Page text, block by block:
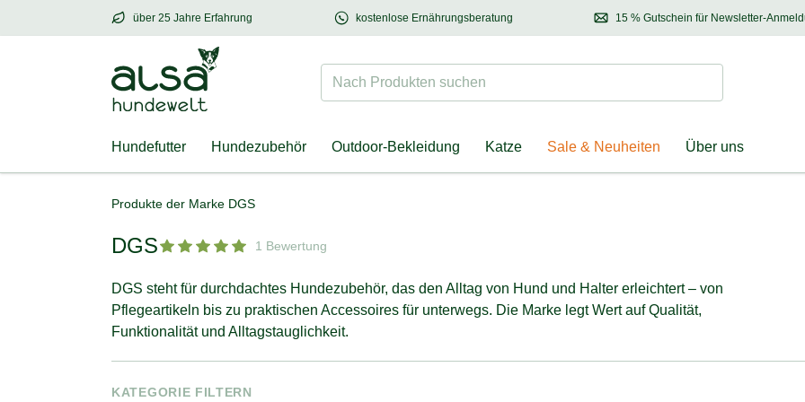
über 25 Jahre Erfahrung
über25 Jahre Erfahrung – mit Herz für Hund & Halter 15 % Gutschein für Newsletter-
Entdecken Sie
kostenlose Ernährungsberatung
Kontaktieren Sie unsere
Ernährungsberatung:
Nach Produkten suchen Suchen
Hundefutter Hundezubehör Outdoor-Bekleidung Katze Sale & Neuheiten Über uns
Produkte der Marke DGS
DGS 1 Bewertung
DGS steht für durchdachtes Hundezubehör, das den Alltag von Hund und Halter erleichtert – von
Pflegeartikeln bis zu praktischen Accessoires für unterwegs. Die Marke legt Wert auf Qualität,
Funktionalität und Alltagstauglichkeit.
KATEGORIE FILTERN